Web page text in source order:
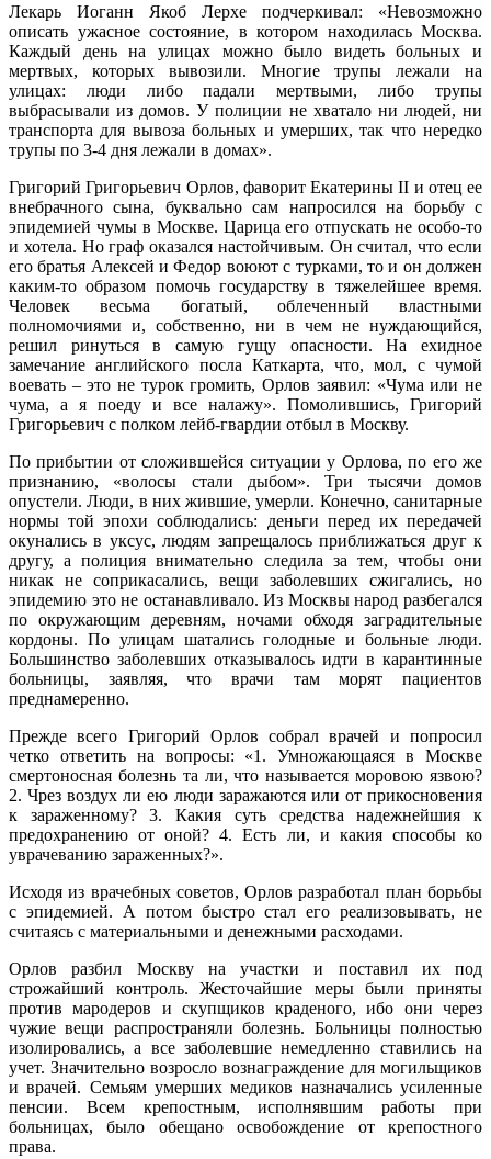
Лекарь Иоганн Якоб Лерхе подчеркивал: «Невозможно
описать ужасное состояние, в котором находилась Москва.
Каждый день на улицах можно было видеть больных и
мертвых, которых вывозили. Многие трупы лежали на
улицах: люди либо падали мертвыми, либо трупы
выбрасывали из домов. У полиции не хватало ни людей, ни
транспорта для вывоза больных и умерших, так что нередко
трупы по 3-4 дня лежали в домах».
Григорий Григорьевич Орлов, фаворит Екатерины II и отец ее
внебрачного сына, буквально сам напросился на борьбу с
эпидемией чумы в Москве. Царица его отпускать не особо-то
и хотела. Но граф оказался настойчивым. Он считал, что если
его братья Алексей и Федор воюют с турками, то и он должен
каким-то образом помочь государству в тяжелейшее время.
Человек весьма богатый, облеченный властными
полномочиями и, собственно, ни в чем не нуждающийся,
решил ринуться в самую гущу опасности. На ехидное
замечание английского посла Каткарта, что, мол, с чумой
воевать – это не турок громить, Орлов заявил: «Чума или не
чума, а я поеду и все налажу». Помолившись, Григорий
Григорьевич с полком лейб-гвардии отбыл в Москву.
По прибытии от сложившейся ситуации у Орлова, по его же
признанию, «волосы стали дыбом». Три тысячи домов
опустели. Люди, в них жившие, умерли. Конечно, санитарные
нормы той эпохи соблюдались: деньги перед их передачей
окунались в уксус, людям запрещалось приближаться друг к
другу, а полиция внимательно следила за тем, чтобы они
никак не соприкасались, вещи заболевших сжигались, но
эпидемию это не останавливало. Из Москвы народ разбегался
по окружающим деревням, ночами обходя заградительные
кордоны. По улицам шатались голодные и больные люди.
Большинство заболевших отказывалось идти в карантинные
больницы, заявляя, что врачи там морят пациентов
преднамеренно.
Прежде всего Григорий Орлов собрал врачей и попросил
четко ответить на вопросы: «1. Умножающаяся в Москве
смертоносная болезнь та ли, что называется моровою язвою?
2. Чрез воздух ли ею люди заражаются или от прикосновения
к зараженному? 3. Какия суть средства надежнейшия к
предохранению от оной? 4. Есть ли, и какия способы ко
уврачеванию зараженных?».
Исходя из врачебных советов, Орлов разработал план борьбы
с эпидемией. А потом быстро стал его реализовывать, не
считаясь с материальными и денежными расходами.
Орлов разбил Москву на участки и поставил их под
строжайший контроль. Жесточайшие меры были приняты
против мародеров и скупщиков краденого, ибо они через
чужие вещи распространяли болезнь. Больницы полностью
изолировались, а все заболевшие немедленно ставились на
учет. Значительно возросло вознаграждение для могильщиков
и врачей. Семьям умерших медиков назначались усиленные
пенсии. Всем крепостным, исполнявшим работы при
больницах, было обещано освобождение от крепостного
права.